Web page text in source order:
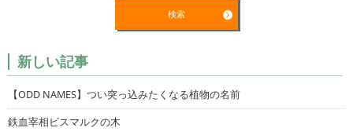
新しい記事
【ODD NAMES】つい突っ込みたくなる植物の名前
鉄血宰相ビスマルクの木